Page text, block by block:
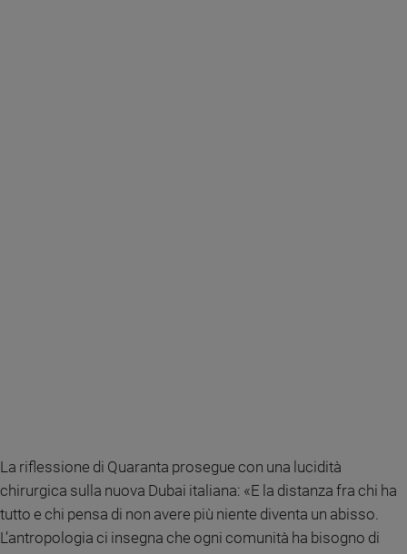
La riflessione di Quaranta prosegue con una lucidità
chirurgica sulla nuova Dubai italiana: «E la distanza fra chi ha
tutto e chi pensa di non avere più niente diventa un abisso.
L’antropologia ci insegna che ogni comunità ha bisogno di